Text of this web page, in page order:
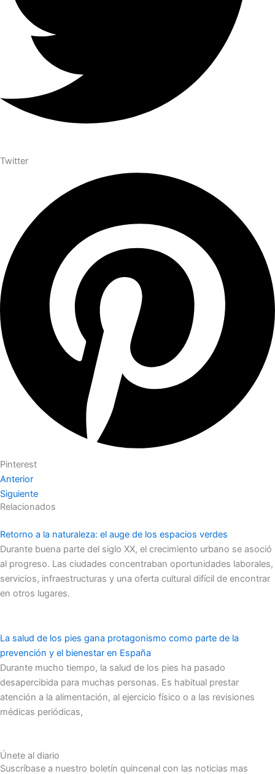
Twitter
Pinterest
Anterior
Siguiente
Relacionados
Retorno a la naturaleza: el auge de los espacios verdes
Durante buena parte del siglo XX, el crecimiento urbano se asoció
al progreso. Las ciudades concentraban oportunidades laborales,
servicios, infraestructuras y una oferta cultural difícil de encontrar
en otros lugares.
La salud de los pies gana protagonismo como parte de la
prevención y el bienestar en España
Durante mucho tiempo, la salud de los pies ha pasado
desapercibida para muchas personas. Es habitual prestar
atención a la alimentación, al ejercicio físico o a las revisiones
médicas periódicas,
Únete al diario
Suscríbase a nuestro boletín quincenal con las noticias mas